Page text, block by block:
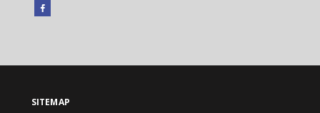
Facebook
open
new
SITEMAP